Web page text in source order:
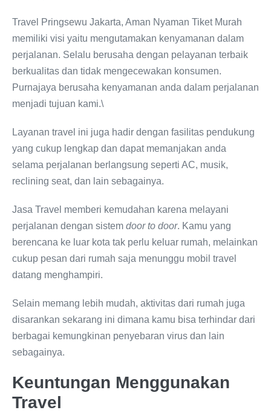
Travel Pringsewu Jakarta, Aman Nyaman Tiket Murah
memiliki visi yaitu mengutamakan kenyamanan dalam
perjalanan. Selalu berusaha dengan pelayanan terbaik
berkualitas dan tidak mengecewakan konsumen.
Purnajaya berusaha kenyamanan anda dalam perjalanan
menjadi tujuan kami.\
Layanan travel ini juga hadir dengan fasilitas pendukung
yang cukup lengkap dan dapat memanjakan anda
selama perjalanan berlangsung seperti AC, musik,
reclining seat, dan lain sebagainya.
Jasa Travel memberi kemudahan karena melayani
perjalanan dengan sistem door to door. Kamu yang
berencana ke luar kota tak perlu keluar rumah, melainkan
cukup pesan dari rumah saja menunggu mobil travel
datang menghampiri.
Selain memang lebih mudah, aktivitas dari rumah juga
disarankan sekarang ini dimana kamu bisa terhindar dari
berbagai kemungkinan penyebaran virus dan lain
sebagainya.
Keuntungan Menggunakan
Travel